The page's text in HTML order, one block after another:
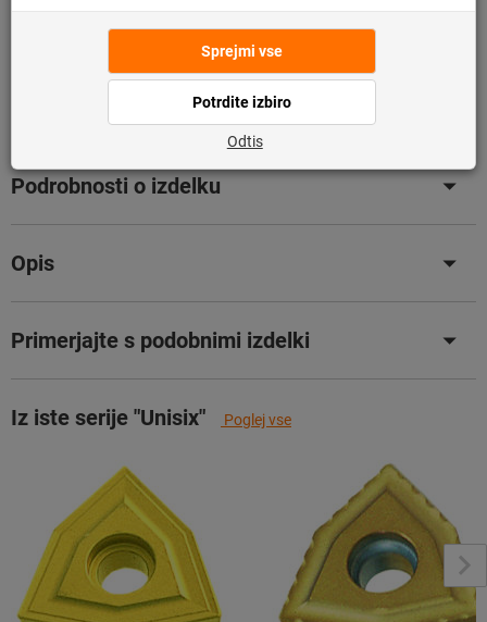
saj ni del naše glavne ponudbe in ga zato nimamo na
Dodaj na seznam želja Deli izdelek
Podrobnosti o izdelku
Opis
Primerjajte s podobnimi izdelki
Iz iste serije "Unisix" Poglej vse